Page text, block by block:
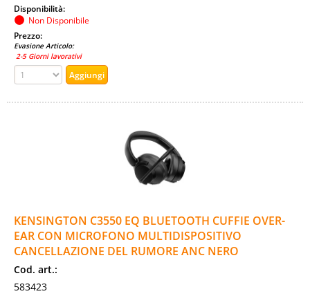
Disponibilità:
Non Disponibile
Prezzo:
Evasione Articolo:
2-5 Giorni lavorativi
KENSINGTON C3550 EQ BLUETOOTH CUFFIE OVER-
EAR CON MICROFONO MULTIDISPOSITIVO
CANCELLAZIONE DEL RUMORE ANC NERO
Cod. art.:
583423